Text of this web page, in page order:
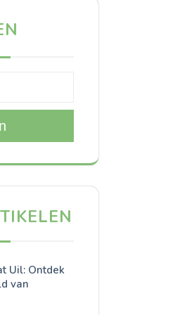
Uil: Ontdek
van